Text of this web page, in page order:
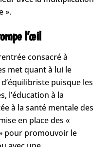
».
l’œil
consacré à
met quant à lui le
puisque les
l’éducation à la
à la santé mentale des
en place des «
pour promouvoir le